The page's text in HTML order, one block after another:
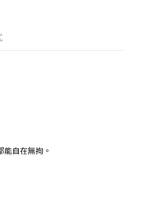
自在無拘。